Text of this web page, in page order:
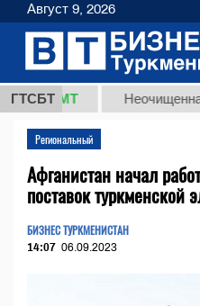
ГТСБТ
ТМТ Неочищенная
Региональный
Афганистан начал
поставок туркменской
БИЗНЕС ТУРКМЕНИСТАН
14:07 06.09.2023
Август 9, 2026